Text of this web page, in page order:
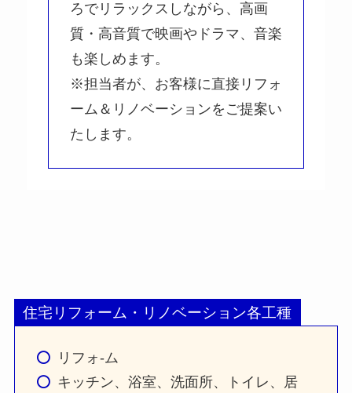
ろでリラックスしながら、高画
質・高音質で映画やドラマ、音楽
も楽しめます。
※担当者が、お客様に直接リフォ
ーム＆リノベーションをご提案い
たします。
住宅リフォーム・リノベーション各工種
リフォ-ム
キッチン、浴室、洗面所、トイレ、居